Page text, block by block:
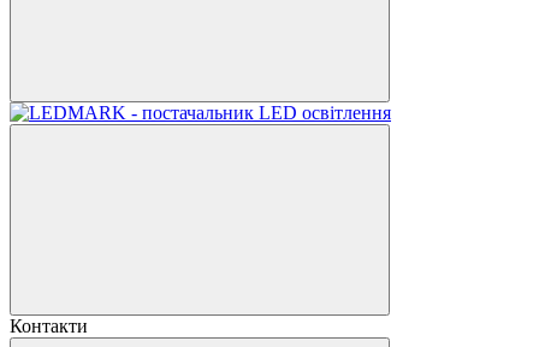
Контакти